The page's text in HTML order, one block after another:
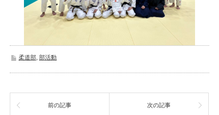
柔道部, 部活動
前の記事 次の記事